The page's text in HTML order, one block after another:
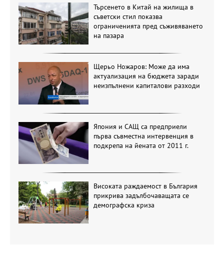
Търсенето в Китай на жилища в
съветски стил показва
ограниченията пред съживяването
на пазара
Щерьо Ножаров: Може да има
актуализация на бюджета заради
неизпълнени капиталови разходи
Япония и САЩ са предприели
първа съвместна интервенция в
подкрепа на йената от 2011 г.
Високата раждаемост в България
прикрива задълбочаващата се
демографска криза